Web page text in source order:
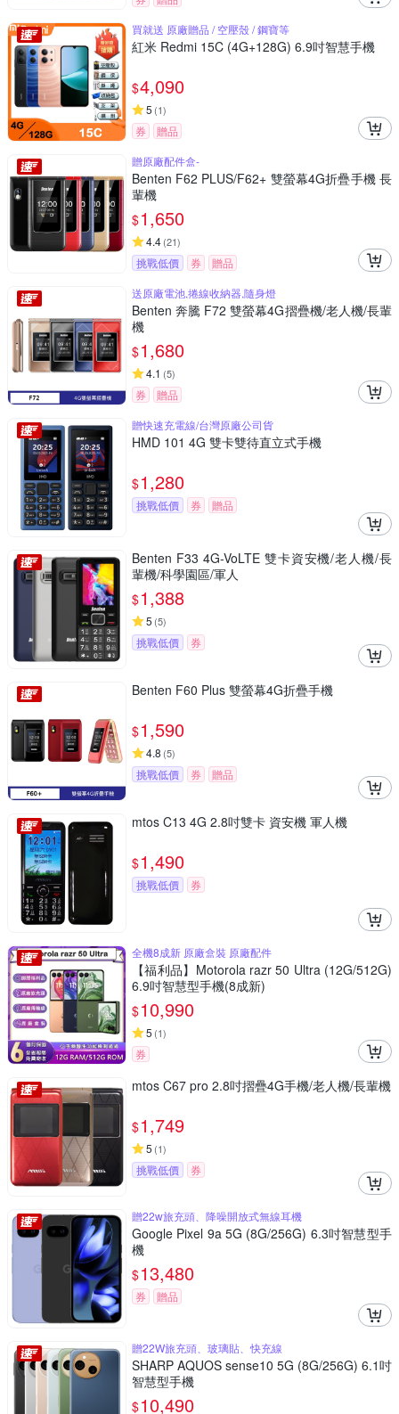
買就送 原廠贈品 / 空壓殼 / 鋼寶等
紅米 Redmi 15C (4G+128G) 6.9吋智慧手機
$4,090
5 (1)
券
贈品
贈原廠配件盒-
Benten F62 PLUS/F62+ 雙螢幕4G折疊手機 長
輩機
$1,650
4.4(21)
挑戰低價 券
贈品
送原廠電池,捲線收納器,隨身燈
Benten 奔騰 F72 雙螢幕4G摺疊機/老人機/長輩
機
$1,680
4.1 (5)
券
贈品
贈快速充電線/台灣原廠公司貨
HMD 101 4G 雙卡雙待直立式手機
$1,280
挑戰低價 券 贈品
Benten F33 4G-VoLTE 雙卡資安機/老人機/長
輩機/科學園區/軍人
$1,388
5 (5)
挑戰低價 券
Benten F60 Plus 雙螢幕4G折疊手機
$1,590
4.8 (5)
挑戰低價 券 贈品
mtos C13 4G 2.8吋雙卡 資安機 軍人機
$1,490
挑戰低價 券
全機8成新 原廠盒裝 原廠配件
【福利品】Motorola razr 50 Ultra (12G/512G)
6.9吋智慧型手機(8成新)
$10,990
5 (1)
券
mtos C67 pro 2.8吋摺疊4G手機/老人機/長輩機
$1,749
5 (1)
挑戰低價 券
贈22w旅充頭、降噪開放式無線耳機
Google Pixel 9a 5G (8G/256G) 6.3吋智慧型手
機
$13,480
券 贈品
贈22W旅充頭、玻璃貼、快充線
SHARP AQUOS sense10 5G (8G/256G) 6.1吋
智慧型手機
$10,490